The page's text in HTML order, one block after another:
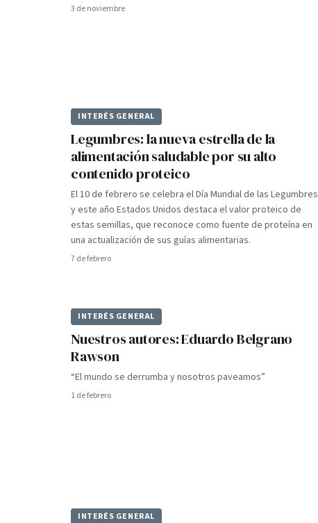
3 de noviembre
INTERÉS GENERAL
Legumbres: la nueva estrella de la
alimentación saludable por su alto
contenido proteico
El 10 de febrero se celebra el Día Mundial de las Legumbres
y este año Estados Unidos destaca el valor proteico de
estas semillas, que reconoce como fuente de proteína en
una actualización de sus guías alimentarias.
7 de febrero
INTERÉS GENERAL
Nuestros autores: Eduardo Belgrano
Rawson
“El mundo se derrumba y nosotros paveamos”
1 de febrero
INTERÉS GENERAL